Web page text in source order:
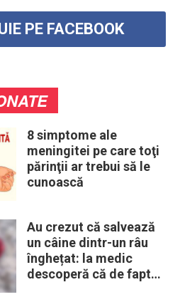
PE FACEBOOK
8 simptome ale
meningitei pe care toţi
părinţii ar trebui să le
cunoască
Au crezut că salvează
un câine dintr-un râu
înghețat: la medic
descoperă că de fapt